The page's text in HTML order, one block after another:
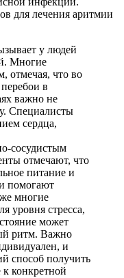
для лечения аритмии
у людей
Многие
отмечая, что во
в
важно не
Специалисты
сердца,
сосудистым
отмечают, что
питание и
помогают
многие
уровня стресса,
может
ритм. Важно
и
способ получить
конкретной